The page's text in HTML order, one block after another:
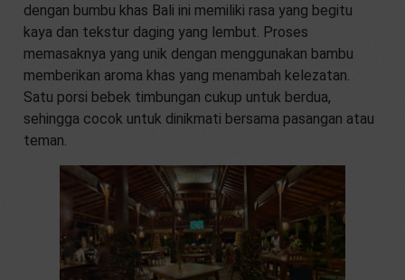
dengan bumbu khas Bali ini memiliki rasa yang begitu
kaya dan tekstur daging yang lembut. Proses
memasaknya yang unik dengan menggunakan bambu
memberikan aroma khas yang menambah kelezatan.
Satu porsi bebek timbungan cukup untuk berdua,
sehingga cocok untuk dinikmati bersama pasangan atau
teman.